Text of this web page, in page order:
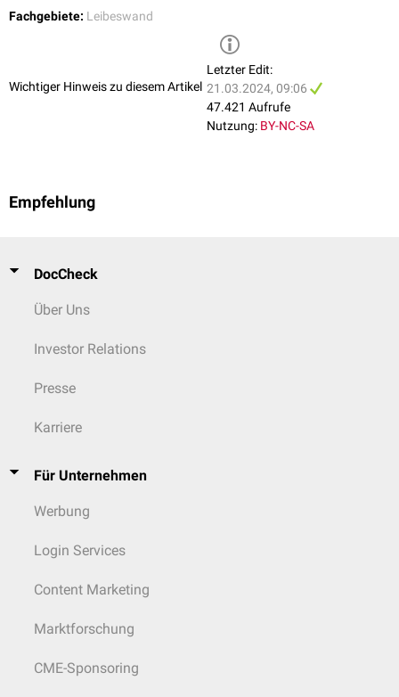
Fachgebiete: Leibeswand
Wichtiger Hinweis zu diesem Artikel
Letzter Edit:
21.03.2024, 09:06
47.421 Aufrufe
Nutzung: BY-NC-SA
Empfehlung
DocCheck
Über Uns
Investor Relations
Presse
Karriere
Für Unternehmen
Werbung
Login Services
Content Marketing
Marktforschung
CME-Sponsoring